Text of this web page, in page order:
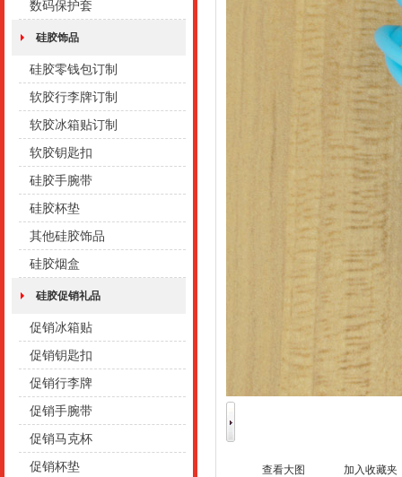
数码保护套
硅胶饰品
硅胶零钱包订制
软胶行李牌订制
软胶冰箱贴订制
软胶钥匙扣
硅胶手腕带
硅胶杯垫
其他硅胶饰品
硅胶烟盒
硅胶促销礼品
促销冰箱贴
促销钥匙扣
促销行李牌
促销手腕带
促销马克杯
促销杯垫
查看大图 加入收藏夹